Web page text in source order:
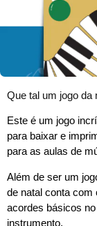
Que tal um jogo da
Este é um jogo
para baixar e
para as aulas de
Além de ser um
de natal conta com
acordes básicos
instrumento.